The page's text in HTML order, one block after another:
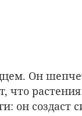
Он
что
он создаст